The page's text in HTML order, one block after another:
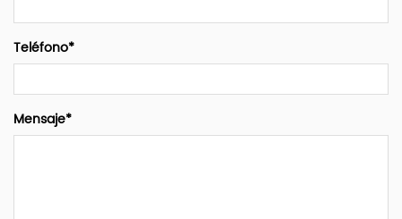
Teléfono*
Mensaje*